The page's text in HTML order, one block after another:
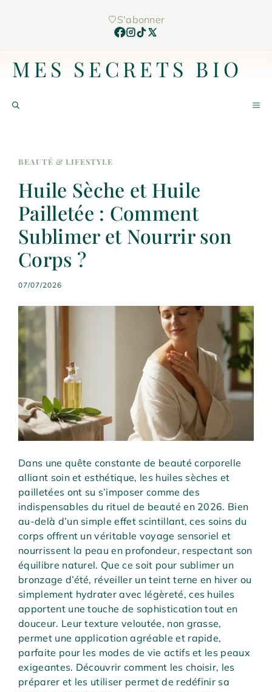
S'abonner
MES SECRETS BIO
BEAUTÉ & LIFESTYLE
Huile Sèche et Huile
Pailletée : Comment
Sublimer et Nourrir son
Corps ?
07/07/2026
Dans une quête constante de beauté corporelle
alliant soin et esthétique, les huiles sèches et
pailletées ont su s’imposer comme des
indispensables du rituel de beauté en 2026. Bien
au-delà d’un simple effet scintillant, ces soins du
corps offrent un véritable voyage sensoriel et
nourrissent la peau en profondeur, respectant son
équilibre naturel. Que ce soit pour sublimer un
bronzage d’été, réveiller un teint terne en hiver ou
simplement hydrater avec légèreté, ces huiles
apportent une touche de sophistication tout en
douceur. Leur texture veloutée, non grasse,
permet une application agréable et rapide,
parfaite pour les modes de vie actifs et les peaux
exigeantes. Découvrir comment les choisir, les
préparer et les utiliser permet de redéfinir sa